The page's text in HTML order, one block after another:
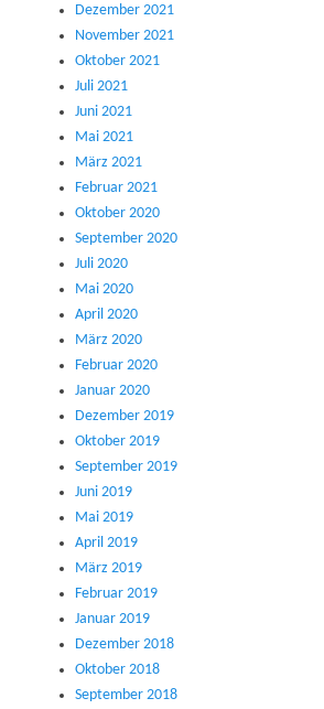
Dezember 2021
November 2021
Oktober 2021
Juli 2021
Juni 2021
Mai 2021
März 2021
Februar 2021
Oktober 2020
September 2020
Juli 2020
Mai 2020
April 2020
März 2020
Februar 2020
Januar 2020
Dezember 2019
Oktober 2019
September 2019
Juni 2019
Mai 2019
April 2019
März 2019
Februar 2019
Januar 2019
Dezember 2018
Oktober 2018
September 2018